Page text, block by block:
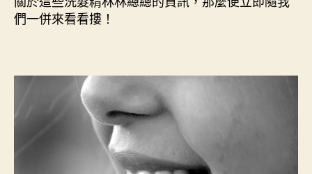
們一併來看看摟！